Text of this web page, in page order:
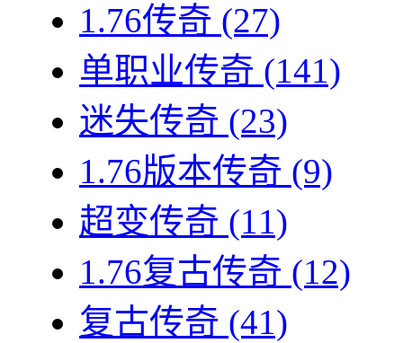
1.76传奇 (27)
单职业传奇 (141)
迷失传奇 (23)
1.76版本传奇 (9)
超变传奇 (11)
1.76复古传奇 (12)
复古传奇 (41)